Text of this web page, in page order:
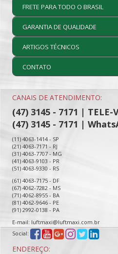
FRETE PARA TODO O BRASIL
GARANTIA DE QUALIDADE
ARTIGOS TÉCNICOS
CONTATO
CANAIS DE ATENDIMENTO:
(47) 3145 - 7171 | TELE-
(47) 3145 - 7171 |
(11) 4063-1414 - SP
(21) 4063-7171 - RJ
(31) 4063-7707 - MG
(41) 4063-9103 - PR
(51) 4063-9330 - RS
(61) 4063-7175 - DF
(67) 4062-7282 - MS
(71) 4062-8955 - BA
(81) 4062-9646 - PE
(91) 2992-0138 - PA
E-mail: luftmaxi@luftmaxi.com.br
Social:
ENDEREÇO: